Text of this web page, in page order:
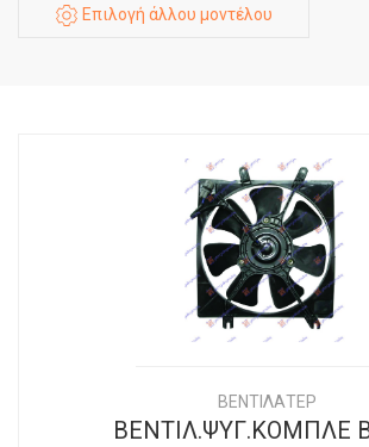
Επιλογή άλλου μοντέλου
ΒΕΝΤΙΛΑΤΕΡ
ΒΕΝΤΙΛ.ΨΥΓ.ΚΟΜΠΛΕ